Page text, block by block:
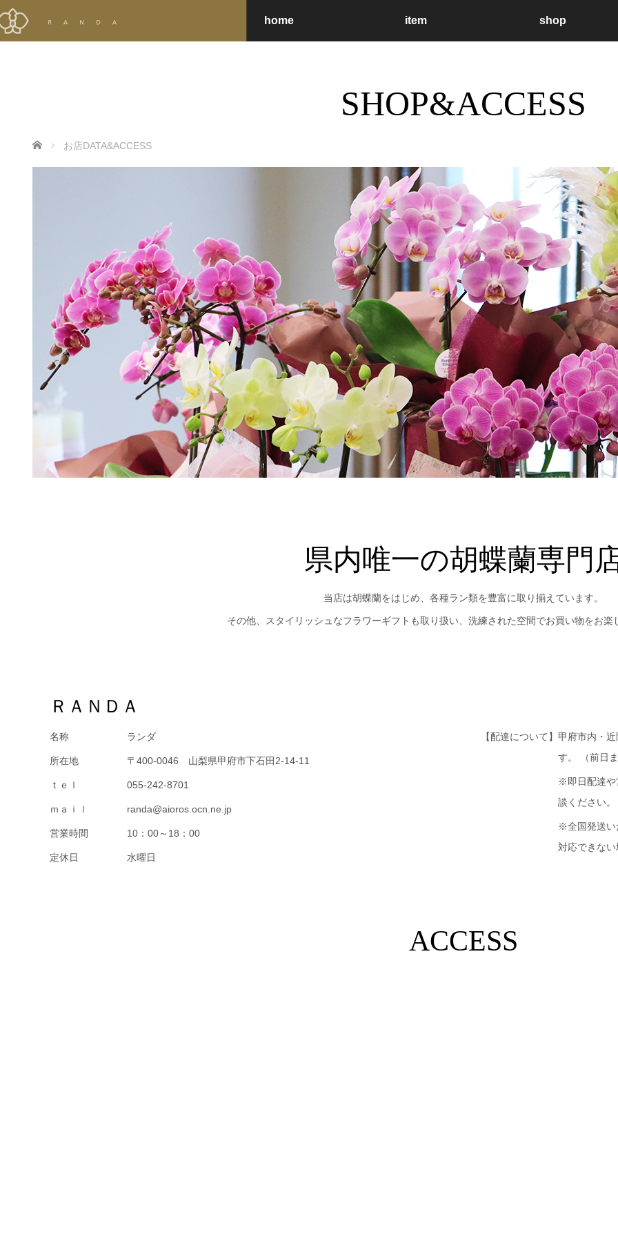
home item shop
SHOP&ACCESS
ホーム お店DATA&ACCESS
県内唯一の胡蝶蘭専門
当店は胡蝶蘭をはじめ、各種ラン類を豊富に取り揃えています。
その他、スタイリッシュなフラワーギフトも取り扱い、洗練された空間でお買い物をお楽
ＲＡＮＤＡ
名称 ランダ
所在地 〒400-0046 山梨県甲府市下石田2-14-11
ｔｅｌ 055-242-8701
ｍａｉｌ randa@aioros.ocn.ne.jp
営業時間 10：00～18：00
定休日 水曜日
【配達について】 甲府市内・
す。 （前日
※即日配達や
談ください。
※全国発送い
対応できな
ACCESS